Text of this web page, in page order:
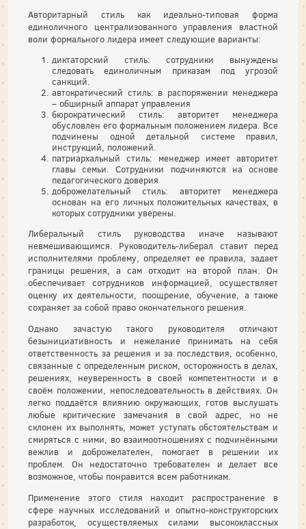
Авторитарный стиль как идеально-типовая форма
единоличного централизованного управления властной
воли формального лидера имеет следующие варианты:
диктаторский стиль: сотрудники вынуждены
следовать единоличным приказам под угрозой
санкций.
автократический стиль: в распоряжении менеджера
– обширный аппарат управления
бюрократический стиль: авторитет менеджера
обусловлен его формальным положением лидера. Все
подчинены одной детальной системе правил,
инструкций, положений.
патриархальный стиль: менеджер имеет авторитет
главы семьи. Сотрудники подчиняются на основе
педагогического доверия
доброжелательный стиль: авторитет менеджера
основан на его личных положительных качествах, в
которых сотрудники уверены.
Либеральный стиль руководства иначе называют
невмешивающимся. Руководитель-либерал ставит перед
исполнителями проблему, определяет ее правила, задает
границы решения, а сам отходит на второй план. Он
обеспечивает сотрудников информацией, осуществляет
оценку их деятельности, поощрение, обучение, а также
сохраняет за собой право окончательного решения.
Однако зачастую такого руководителя отличают
безынициативность и нежелание принимать на себя
ответственность за решения и за последствия, особенно,
связанные с определенным риском, осторожность в делах,
решениях, неуверенность в своей компетентности и в
своём положении, непоследовательность в действиях. Он
легко поддаётся влиянию окружающих, готов выслушать
любые критические замечания в свой адрес, но не
склонен их выполнять, может уступать обстоятельствам и
смиряться с ними, во взаимоотношениях с подчинёнными
вежлив и доброжелателен, помогает в решении их
проблем. Он недостаточно требователен и делает все
возможное, чтобы понравится всем работникам.
Применение этого стиля находит распространение в
сфере научных исследований и опытно-конструкторских
разработок, осуществляемых силами высококласс­ных